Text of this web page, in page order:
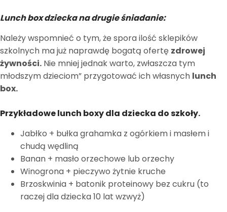
Lunch box dziecka na drugie śniadanie:
Należy wspomnieć o tym, że spora ilość sklepików
szkolnych ma już naprawdę bogatą ofertę zdrowej
żywności. Nie mniej jednak warto, zwłaszcza tym
młodszym dzieciom” przygotować ich własnych lunch
box.
Przykładowe lunch boxy dla dziecka do szkoły.
Jabłko + bułka grahamka z ogórkiem i masłem i
chudą wędliną
Banan + masło orzechowe lub orzechy
Winogrona + pieczywo żytnie kruche
Brzoskwinia + batonik proteinowy bez cukru (to
raczej dla dziecka 10 lat wzwyż)